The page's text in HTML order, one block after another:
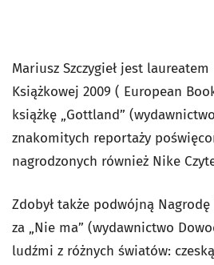
Mariusz Szczygieł jest
Książkowej 2009 ( European
książkę „Gottland”
znakomitych reportaży
nagrodzonych również Nike
Zdobył także podwójną
za „Nie ma” (wydawnictwo
ludźmi z różnych światów: